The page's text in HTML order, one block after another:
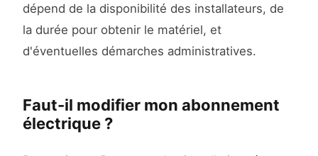
dépend de la disponibilité des installateurs, de
la durée pour obtenir le matériel, et
d'éventuelles démarches administratives.
Faut-il modifier mon abonnement
électrique ?